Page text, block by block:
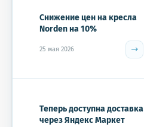
Снижение цен на кресла
Norden на 10%
25 мая 2026
Теперь доступна доставка
через Яндекс Маркет